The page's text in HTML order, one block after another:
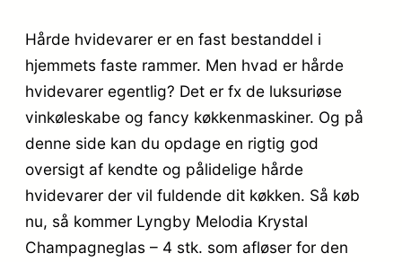
Hårde hvidevarer er en fast bestanddel i
hjemmets faste rammer. Men hvad er hårde
hvidevarer egentlig? Det er fx de luksuriøse
vinkøleskabe og fancy køkkenmaskiner. Og på
denne side kan du opdage en rigtig god
oversigt af kendte og pålidelige hårde
hvidevarer der vil fuldende dit køkken. Så køb
nu, så kommer Lyngby Melodia Krystal
Champagneglas – 4 stk. som afløser for den